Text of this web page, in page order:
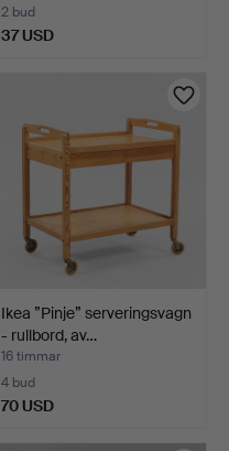
2 bud
37 USD
Ikea ”Pinje” serveringsvagn
- rullbord, av…
16 timmar
4 bud
70 USD